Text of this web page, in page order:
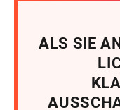
ALS SIE